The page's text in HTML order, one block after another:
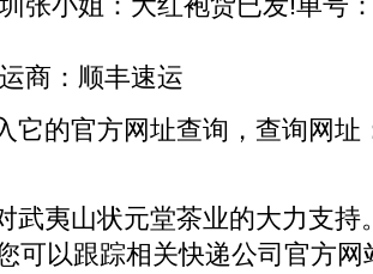
商：顺丰速运
的官方网址查询，查询网址
武夷山状元堂茶业的大力支持
可以跟踪相关快递公司官方